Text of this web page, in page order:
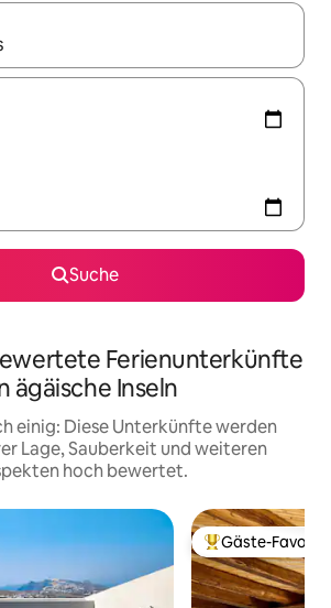
verfügbar sind, navigiere mit den
Suche
Ferienunterkünfte
ägäische Inseln
einig: Diese Unterkünfte werden
Lage, Sauberkeit und weiteren
hoch bewertet.
Beliebter Gäste-
Gäste-Favorit